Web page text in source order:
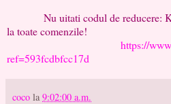
Nu uitati codul de reducere:
la toate comenzile!
https://
ref=593fcdbfcc17d
coco la 9:02:00 a.m.